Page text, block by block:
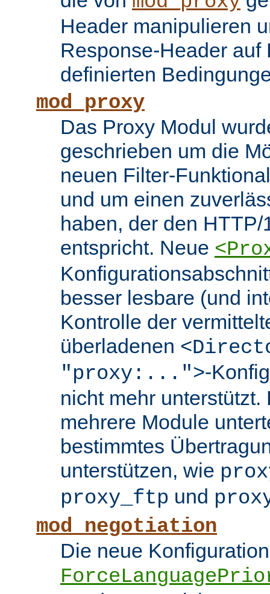
Header manipulieren
Response-Header auf
definierten
mod_proxy
Das Proxy Modul
geschrieben um die
neuen Filter-
und um einen
haben, der den
entspricht. Neue
besser lesbare (und
Kontrolle der
überladenen
"proxy:...">-
nicht mehr
mehrere Module
bestimmtes
unterstützen, wie
proxy_ftp und
mod_negotiation
Die neue